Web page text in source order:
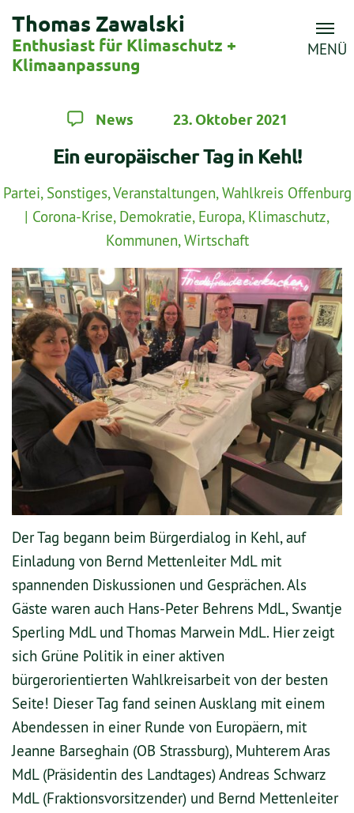
Thomas Zawalski
Enthusiast für Klimaschutz +
Klimaanpassung
MENÜ
News 23. Oktober 2021
Ein europäischer Tag in Kehl!
Partei, Sonstiges,Veranstaltungen,Wahlkreis Offenburg
| Corona-Krise, Demokratie, Europa, Klimaschutz,
Kommunen,Wirtschaft
Der Tag begann beim Bürgerdialog in Kehl, auf
Einladung von Bernd Mettenleiter MdL mit
spannenden Diskussionen und Gesprächen. Als
Gäste waren auch Hans-Peter Behrens MdL, Swantje
Sperling MdL und Thomas Marwein MdL. Hier zeigt
sich Grüne Politik in einer aktiven
bürgerorientierten Wahlkreisarbeit von der besten
Seite! Dieser Tag fand seinen Ausklang mit einem
Abendessen in einer Runde von Europäern, mit
Jeanne Barseghain (OB Strassburg), Muhterem Aras
MdL (Präsidentin des Landtages) Andreas Schwarz
MdL (Fraktionsvorsitzender) und Bernd Mettenleiter